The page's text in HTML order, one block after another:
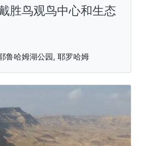
胜鸟观鸟中心和生态
鲁哈姆湖公园, 耶罗哈姆